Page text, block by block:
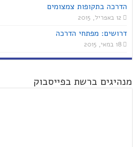
הדרכה בתקופות צמצומים
12 באפריל, 2015
דרושים: מפתחי הדרכה
18 במאי, 2015
מנהיגים ברשת בפייסבוק